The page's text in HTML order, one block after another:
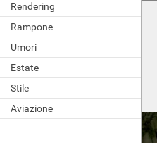
Rendering
Rampone
Umori
Estate
Stile
Aviazione